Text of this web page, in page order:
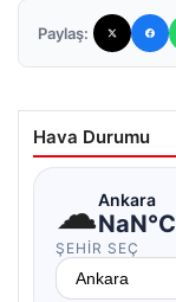
Paylaş:
Hava Durumu
☁Ankara
NaN°C
ŞEHIR SEÇ